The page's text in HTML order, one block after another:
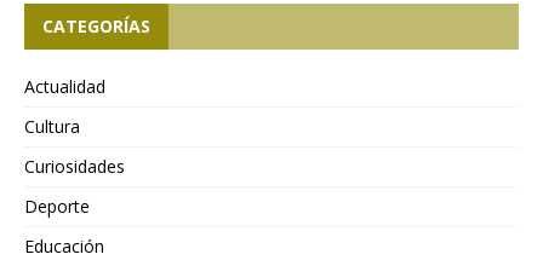
CATEGORÍAS
Actualidad
Cultura
Curiosidades
Deporte
Educación